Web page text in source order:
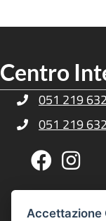
Centro
Telefono Centro
051 219
Telefono Centro
051 219
PaginaProfilo
Indirizzo Centro
Accettazione